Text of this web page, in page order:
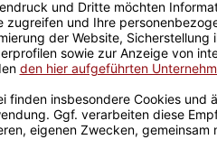
tolle Geschenkidee, egal zu
aus hochwertiger